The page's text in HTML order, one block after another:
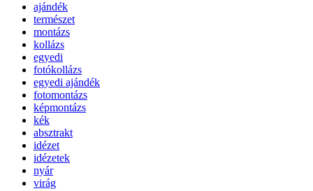
ajándék
természet
montázs
kollázs
egyedi
fotókollázs
egyedi ajándék
fotomontázs
képmontázs
kék
absztrakt
idézet
idézetek
nyár
virág